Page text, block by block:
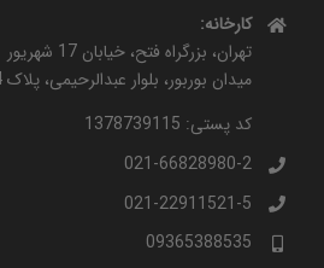
کارخانه:
تهران، بزرگراه فتح، خیابان 17 شهریور
میدان بوربور، بلوار عبدالرحیمی، پلاک 24
کد پستی: 1378739115
021-66828980-2
021-22911521-5
09365388535